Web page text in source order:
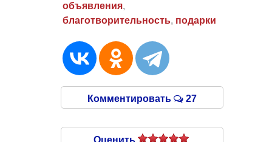
объявления,
благотворительность, подарки
Комментировать 27